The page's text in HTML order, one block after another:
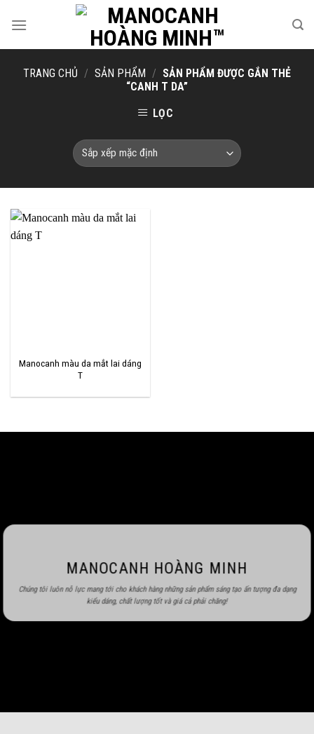
TRANG CHỦ / SẢN PHẨM / SẢN PHẨM ĐƯỢC GẮN THẺ
“CANH T DA”
LỌC
Manocanh màu da mắt lai dáng
T
MANOCANH HOÀNG MINH
Chúng tôi luôn nỗ lực mang tới cho khách hàng những sản phẩm sáng tạo ấn tượng đa dạng
kiểu dáng, chất lượng tốt và giá cả phải chăng!